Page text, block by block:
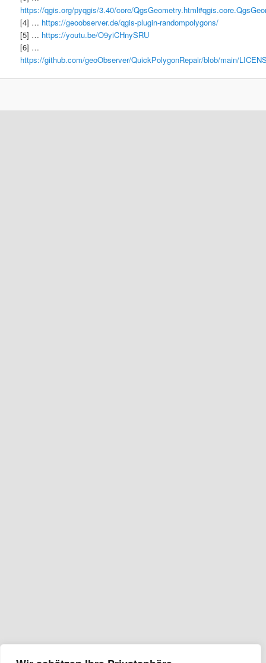
https://qgis.org/pyqgis/3.40/core/
[4] … https://geoobserver.de/qgis-plugin-randompolygons/
[5] … https://youtu.be/O9yiCHnySRU
[6] …
https://github.com/geoObserver/QuickPolygonRepair/blob/main/